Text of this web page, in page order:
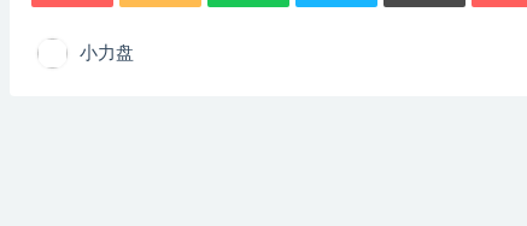
小力盘